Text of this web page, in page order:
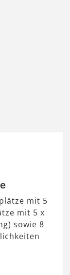
mit 5
mit 5 x
sowie 8